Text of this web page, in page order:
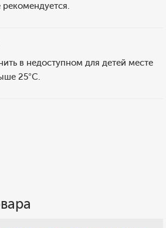
рекомендуется.
в недоступном для детей месте
25°С.